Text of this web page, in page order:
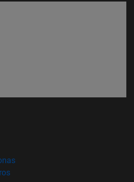
ventana)
(abre en nueva ventana)
(abre en nueva ventana)